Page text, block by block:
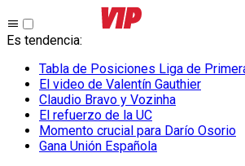
Es tendencia:
Tabla de Posiciones Liga de
El video de Valentín Gauthier
Claudio Bravo y Vozinha
El refuerzo de la UC
Momento crucial para Darío Osorio
Gana Unión Española